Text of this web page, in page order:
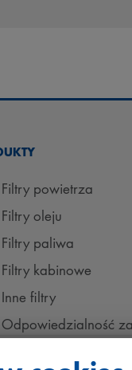
Filtry powietrza
Filtry oleju
Filtry paliwa
Filtry kabinowe
Inne filtry
Odpowiedzialność za